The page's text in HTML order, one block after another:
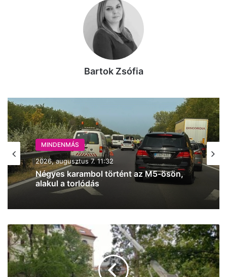
Bartok Zsófia
MINDENMÁS
2026, augusztus 7. 11:32
Négyes karambol történt az M5-ösön,
alakul a torlódás
MINDENMÁS
2026, augusztus 7. 10:27
Több mint 6000 gyerek sportolását
támogatja a kecskeméti Mercedes-Benz
Gyár TAO-programja
Faápolási
munkálatokba
kezdenek
a
Stádium